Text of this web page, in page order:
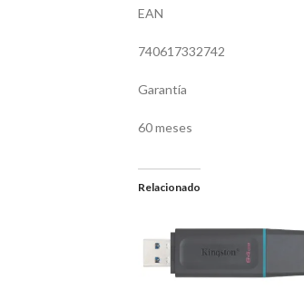
EAN
740617332742
Garantía
60 meses
Relacionado